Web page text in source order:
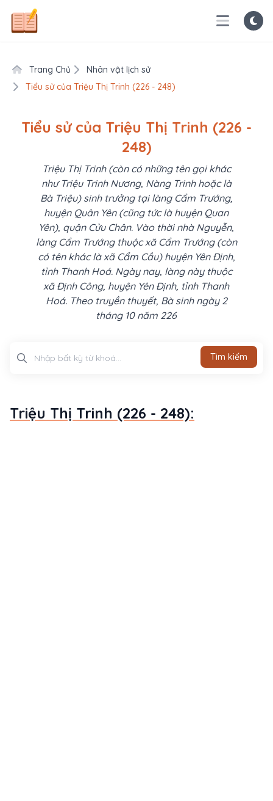
Trang Chủ
Nhân vật lịch sử
Tiểu sử của Triệu Thị Trinh (226 - 248)
Tiểu sử của Triệu Thị Trinh (226 -
248)
Triệu Thị Trinh (còn có những tên gọi khác
như Triệu Trinh Nương, Nàng Trinh hoặc là
Bà Triệu) sinh trưởng tại làng Cẩm Trướng,
huyện Quân Yên (cũng tức là huyện Quan
Yên), quận Cửu Chân. Vào thời nhà Nguyễn,
làng Cẩm Trướng thuộc xã Cẩm Trướng (còn
có tên khác là xã Cẩm Cầu) huyện Yên Định,
tỉnh Thanh Hoá. Ngày nay, làng này thuộc
xã Định Công, huyện Yên Định, tỉnh Thanh
Hoá. Theo truyền thuyết, Bà sinh ngày 2
tháng 10 năm 226
Tìm kiếm
Triệu Thị Trinh (226 - 248):